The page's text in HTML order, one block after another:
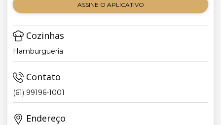
ASSINE O APLICATIVO
Cozinhas
Hamburgueria
Contato
(61) 99196-1001
Endereço